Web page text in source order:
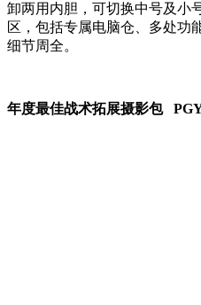
卸两用内胆，可切换中号及小
区，包括专属电脑仓、多处功
细节周全。
年度最佳战术拓展摄影包